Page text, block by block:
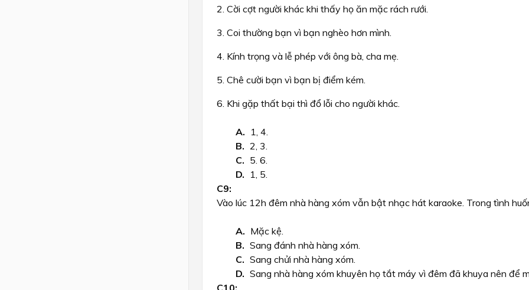
2. Cời cợt người khác khi thấy họ ăn mặc rách rưới.
3. Coi thường bạn vì bạn nghèo hơn mình.
4. Kính trọng và lễ phép với ông bà, cha mẹ.
5. Chê cười bạn vì bạn bị điểm kém.
6. Khi gặp thất bại thì đổ lỗi cho người khác.
1, 4.
2, 3.
5. 6.
1, 5.
Vào lúc 12h đêm nhà hàng xóm vẫn bật nhạc hát karaoke. Trong tình
Mặc kệ.
Sang đánh nhà hàng xóm.
Sang chửi nhà hàng xóm.
Sang nhà hàng xóm khuyên họ tắt máy vì đêm đã khuya nên để